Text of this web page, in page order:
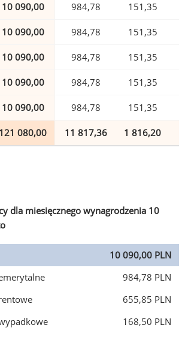
10 090,00 984,78 151,35
10 090,00 984,78 151,35
10 090,00 984,78 151,35
10 090,00 984,78 151,35
10 090,00 984,78 151,35
121 080,00 11 817,36 1 816,20
dla miesięcznego wynagrodzenia 10
10 090,00 PLN
984,78 PLN
655,85 PLN
168,50 PLN